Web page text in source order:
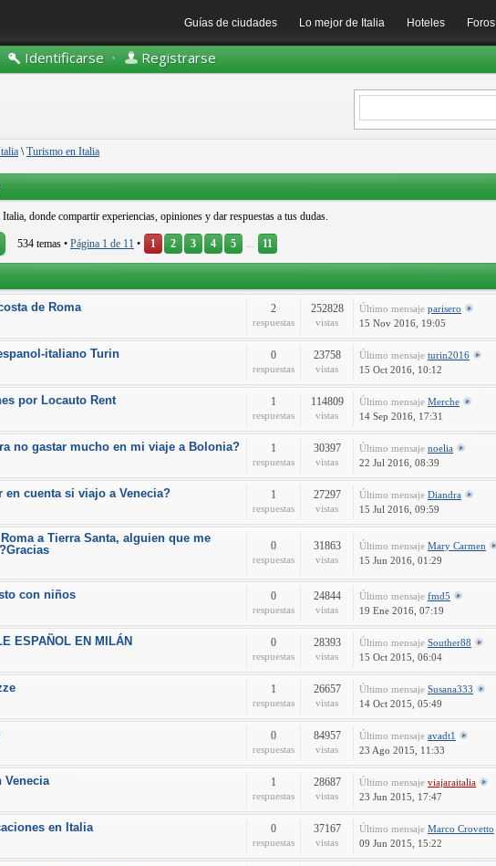
Guías de ciudades Lo mejor de Italia Hoteles Foros
Identificarse • Registrarse
\ Turismo en Italia
donde compartir experiencias, opiniones y dar respuestas a tus dudas.
534 temas • Página 1 de 11 • 1 2 3 4 5 ... 11
de Roma 2
respuestas
252828
vistas
Último mensaje parisero
15 Nov 2016, 19:05
italiano Turin 0
respuestas
23758
vistas
Último mensaje turin2016
15 Oct 2016, 10:12
por Locauto Rent 1
respuestas
114809
vistas
Último mensaje Merche
14 Sep 2016, 17:31
no gastar mucho en mi viaje a Bolonia? 1
respuestas
30397
vistas
Último mensaje noelia
22 Jul 2016, 08:39
en cuenta si viajo a Venecia? 1
respuestas
27297
vistas
Último mensaje Diandra
15 Jul 2016, 09:59
a Tierra Santa, alguien que me
0
respuestas
31863
vistas
Último mensaje Mary Carmen
15 Jun 2016, 01:29
con niños 0
respuestas
24844
vistas
Último mensaje fmd5
19 Ene 2016, 07:19
ESPAÑOL EN MILÁN 0
respuestas
28393
vistas
Último mensaje Souther88
15 Oct 2015, 06:04
1
respuestas
26657
vistas
Último mensaje Susana333
14 Oct 2015, 05:49
0
respuestas
84957
vistas
Último mensaje avadt1
23 Ago 2015, 11:33
Venecia 1
respuestas
28687
vistas
Último mensaje viajaraitalia
23 Jun 2015, 17:47
en Italia 0
respuestas
37167
vistas
Último mensaje Marco Crovetto
09 Jun 2015, 15:22